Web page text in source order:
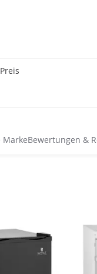
MarkeBewertungen &